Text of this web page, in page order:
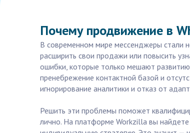
Почему продвижение в
В современном мире мессенджеры стали
расширить свои продажи или повысить
ошибки, которые только мешают
пренебрежение контактной базой и
игнорирование аналитики и отказ от
Решить эти проблемы поможет
лично. На платформе Workzilla вы